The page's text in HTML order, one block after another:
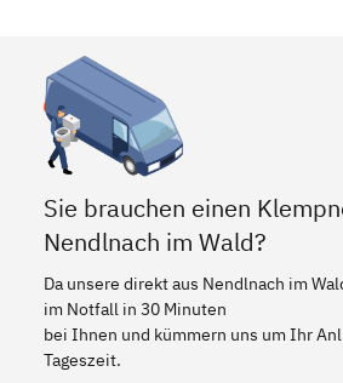
Sie brauchen einen
Nendlnach im Wald?
Da unsere direkt aus Nendlnach im
im Notfall in 30 Minuten
bei Ihnen und kümmern uns um Ihr
Tageszeit.